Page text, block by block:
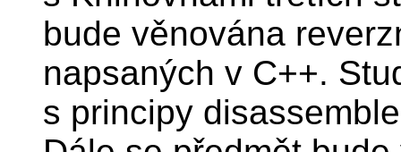
bude věnována
napsaných v C++.
s principy